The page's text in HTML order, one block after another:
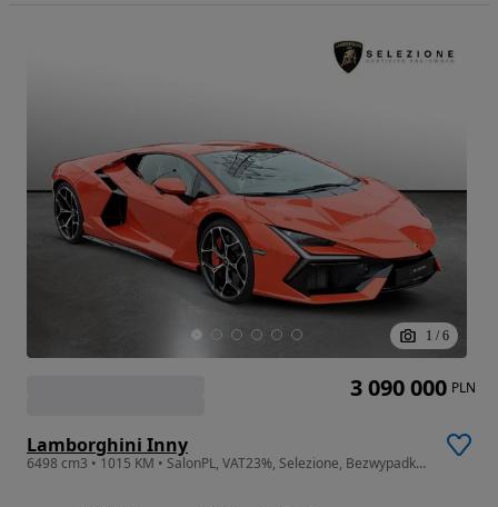
1 / 6
Lamborghini Inny
6498 cm3 • 1015 KM • SalonPL, VAT23%, Selezione, Bezwypadkowy, Ad Personam
3 090 000 PLN